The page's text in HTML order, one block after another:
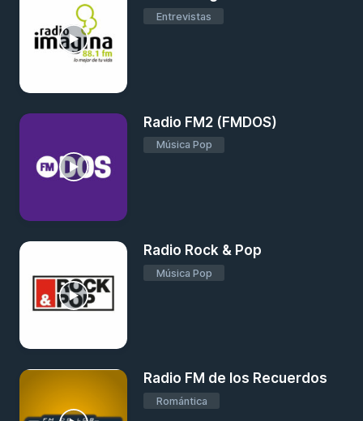
Entrevistas
Radio FM2 (FMDOS)
Música Pop
Radio Rock & Pop
Música Pop
Radio FM de los Recuerdos
Romántica